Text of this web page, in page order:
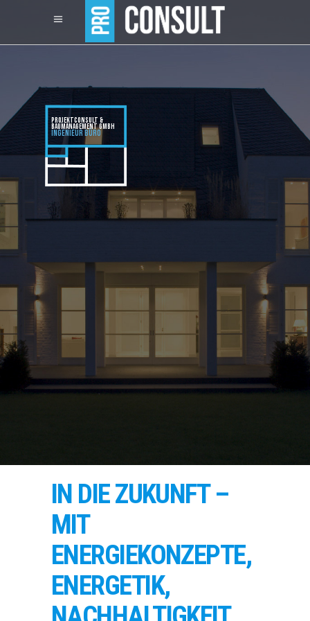
PROJEKTCONSULT &
BAUMANAGEMENT GMBH
INGENIEUR BÜRO
IN DIE ZUKUNFT –
MIT
ENERGIEKONZEPTE,
ENERGETIK,